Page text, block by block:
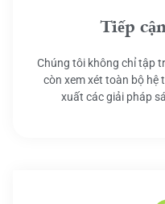
Tiếp
Chúng tôi không chỉ tập
còn xem xét toàn bộ hệ
xuất các giải pháp